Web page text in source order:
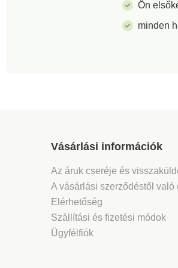
Ön
minden
Vásárlási információk
Az áruk cseréje és
A vásárlási szerződéstől való
Elérhetőség
Szállítási és fizetési módok
Ügyfélfiók